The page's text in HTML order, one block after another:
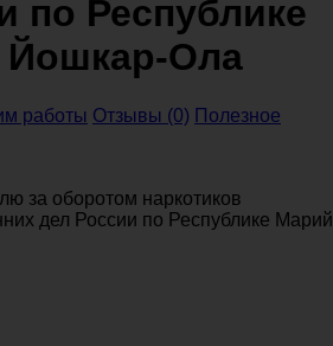
по Республике
Ола
работы Отзывы (0) Полезное
за оборотом наркотиков
дел России по Республике Марий